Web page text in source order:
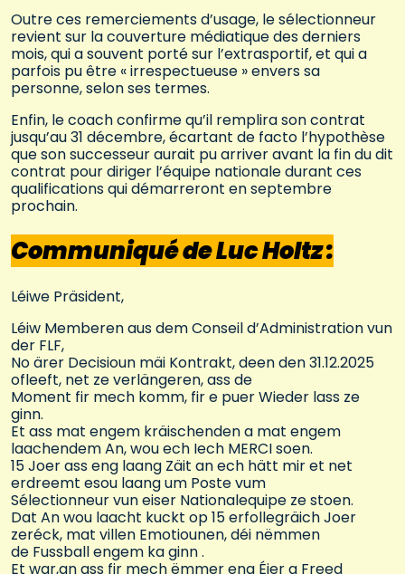
Outre ces remerciements d’usage, le sélectionneur
revient sur la couverture médiatique des derniers
mois, qui a souvent porté sur l’extrasportif, et qui a
parfois pu être « irrespectueuse » envers sa
personne, selon ses termes.
Enfin, le coach confirme qu’il remplira son contrat
jusqu’au 31 décembre, écartant de facto l’hypothèse
que son successeur aurait pu arriver avant la fin du dit
contrat pour diriger l’équipe nationale durant ces
qualifications qui démarreront en septembre
prochain.
Communiqué de Luc Holtz :
Léiwe Präsident,
Léiw Memberen aus dem Conseil d’Administration vun
der FLF,
No ärer Decisioun mäi Kontrakt, deen den 31.12.2025
ofleeft, net ze verlängeren, ass de
Moment fir mech komm, fir e puer Wieder lass ze
ginn.
Et ass mat engem kräischenden a mat engem
laachendem An, wou ech Iech MERCI soen.
15 Joer ass eng laang Zäit an ech hätt mir et net
erdreemt esou laang um Poste vum
Sélectionneur vun eiser Nationalequipe ze stoen.
Dat An wou laacht kuckt op 15 erfollegräich Joer
zeréck, mat villen Emotiounen, déi nëmmen
de Fussball engem ka ginn .
Et war,an ass fir mech ëmmer eng Éier a Freed